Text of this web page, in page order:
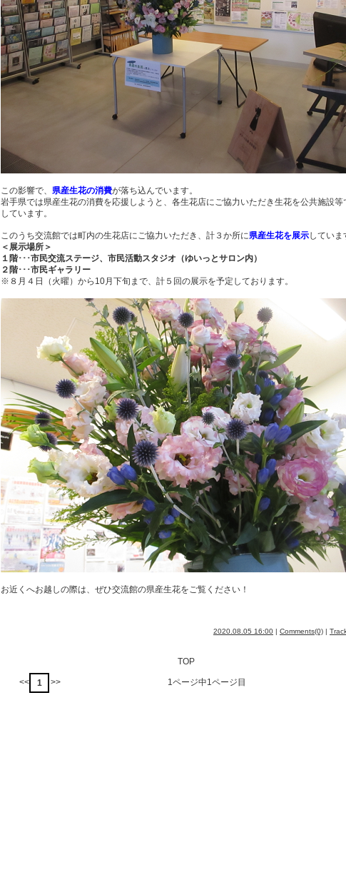
この影響で、 県産生花の消費が落ち込んでいます。
岩手県では県産生花の消費を応援しようと、各生花店にご協力いただき生花を公共施設等
しています。
このうち交流館では町内の生花店にご協力いただき、計３か所に県産生花を展示していま
＜展示場所＞
１階･･･市民交流ステージ、市民活動スタジオ（ゆいっとサロン内）
２階･･･市民ギャラリー
※８月４日（火曜）から10月下旬まで、計５回の展示を予定しております。
お近くへお越しの際は、ぜひ交流館の県産生花をご覧ください！
2020.08.05 16:00 | Comments(0) |
TOP
<< 1 >> 1ページ中1ページ目